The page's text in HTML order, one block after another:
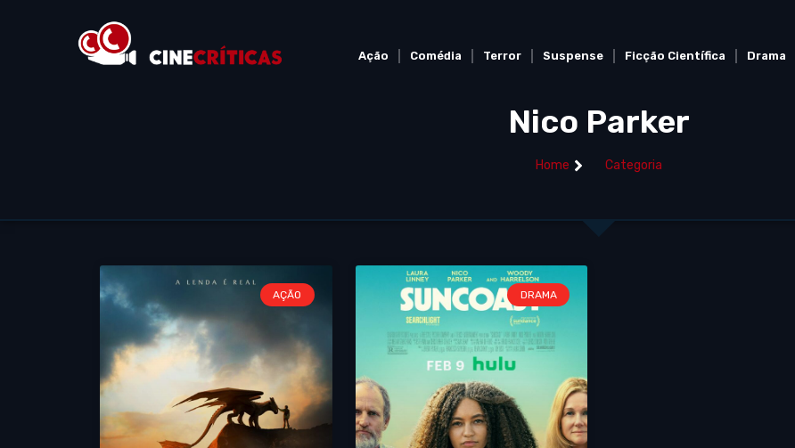
Ação Comédia Terror Suspense Ficção Científica Drama
Nico Parker
Home Categoria
AÇÃO DRAMA